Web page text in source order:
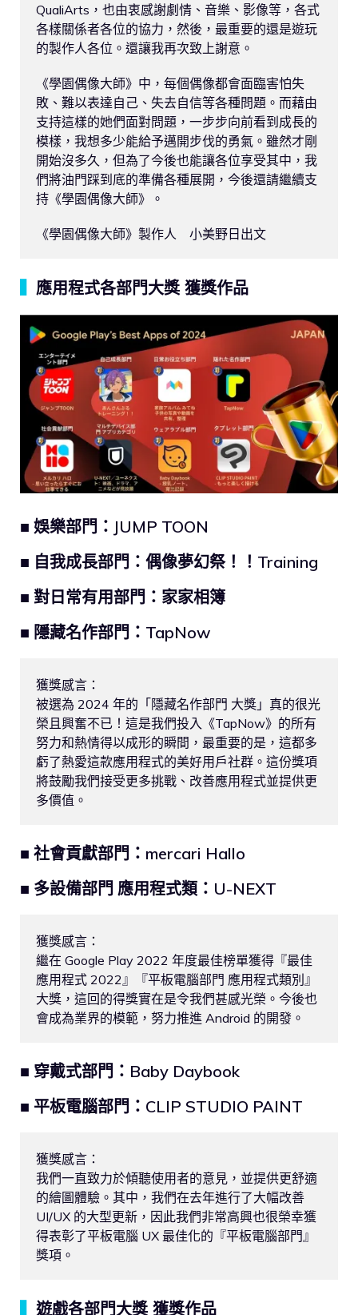
QualiArts，也由衷感謝劇情、音樂、影像等，各式
各樣關係者各位的協力，然後，最重要的還是遊玩
的製作人各位。還讓我再次致上謝意。
《學園偶像大師》中，每個偶像都會面臨害怕失
敗、難以表達自己、失去自信等各種問題。而藉由
支持這樣的她們面對問題，一步步向前看到成長的
模樣，我想多少能給予邁開步伐的勇氣。雖然才剛
開始沒多久，但為了今後也能讓各位享受其中，我
們將油門踩到底的準備各種展開，今後還請繼續支
持《學園偶像大師》。
《學園偶像大師》製作人　小美野日出文
應用程式各部門大獎 獲獎作品
■ 娛樂部門：JUMP TOON
■ 自我成長部門：偶像夢幻祭！！Training
■ 對日常有用部門：家家相簿
■ 隱藏名作部門：TapNow
獲獎感言：
被選為 2024 年的「隱藏名作部門 大獎」真的很光
榮且興奮不已！這是我們投入《TapNow》的所有
努力和熱情得以成形的瞬間，最重要的是，這都多
虧了熱愛這款應用程式的美好用戶社群。這份獎項
將鼓勵我們接受更多挑戰、改善應用程式並提供更
多價值。
■ 社會貢獻部門：mercari Hallo
■ 多設備部門 應用程式類：U-NEXT
獲獎感言：
繼在 Google Play 2022 年度最佳榜單獲得『最佳
應用程式 2022』『平板電腦部門 應用程式類別』
大獎，這回的得獎實在是令我們甚感光榮。今後也
會成為業界的模範，努力推進 Android 的開發。
■ 穿戴式部門：Baby Daybook
■ 平板電腦部門：CLIP STUDIO PAINT
獲獎感言：
我們一直致力於傾聽使用者的意見，並提供更舒適
的繪圖體驗。其中，我們在去年進行了大幅改善
UI/UX 的大型更新，因此我們非常高興也很榮幸獲
得表彰了平板電腦 UX 最佳化的『平板電腦部門』
獎項。
遊戲各部門大獎 獲獎作品